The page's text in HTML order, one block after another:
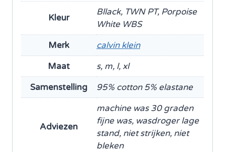
Kleur
Bllack, TWN PT, Porpoise
White WBS
Merk
calvin klein
Maat
s, m, l, xl
Samenstelling
95% cotton 5% elastane
Adviezen
machine was 30 graden
fijne was, wasdroger lage
stand, niet strijken, niet
bleken